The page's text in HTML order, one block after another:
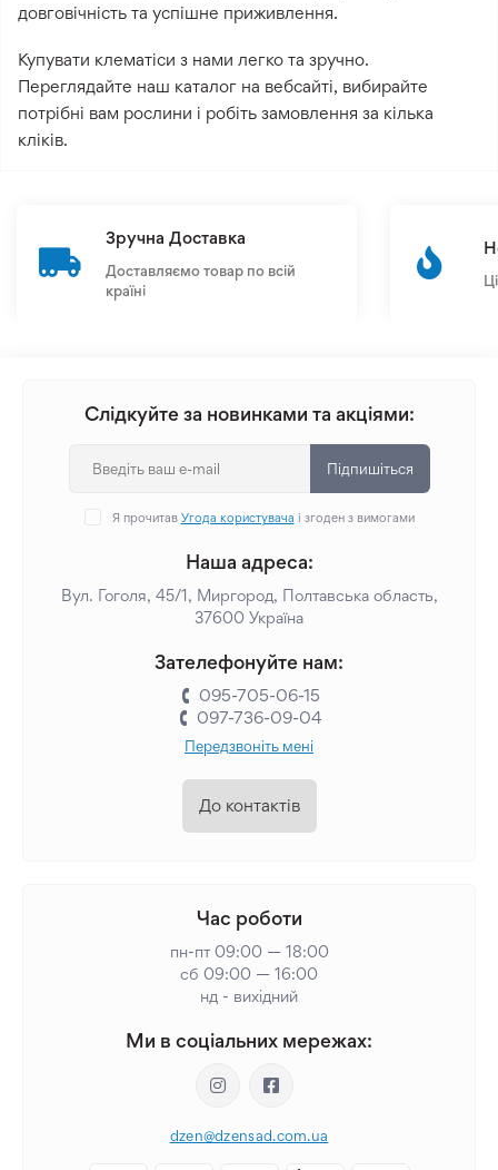
довговічність та успішне приживлення.
Купувати клематіси з нами легко та зручно.
Переглядайте наш каталог на вебсайті, вибирайте
потрібні вам рослини і робіть замовлення за кілька
кліків.
Зручна Доставка
Доставляємо товар по всій
країні
Слідкуйте за новинками та акціями:
Підпишіться
Я прочитав Угода користувача і згоден з вимогами
Наша адреса:
Вул. Гоголя, 45/1, Миргород, Полтавська область,
37600 Україна
Зателефонуйте нам:
095-705-06-15
097-736-09-04
Передзвоніть мені
До контактів
Час роботи
пн-пт 09:00 — 18:00
сб 09:00 — 16:00
нд - вихідний
Ми в соціальних мережах:
dzen@dzensad.com.ua